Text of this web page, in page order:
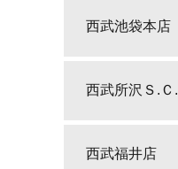
西武池袋本店
西武所沢Ｓ.Ｃ.
西武福井店